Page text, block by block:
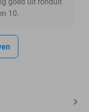
10.